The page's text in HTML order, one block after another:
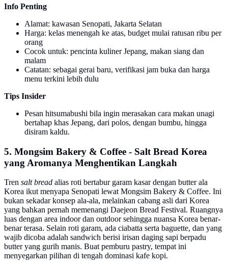
Info Penting
Alamat: kawasan Senopati, Jakarta Selatan
Harga: kelas menengah ke atas, budget mulai ratusan ribu per
orang
Cocok untuk: pencinta kuliner Jepang, makan siang dan
malam
Catatan: sebagai gerai baru, verifikasi jam buka dan harga
menu terkini lebih dulu
Tips Insider
Pesan hitsumabushi bila ingin merasakan cara makan unagi
bertahap khas Jepang, dari polos, dengan bumbu, hingga
disiram kaldu.
5. Mongsim Bakery & Coffee - Salt Bread Korea
yang Aromanya Menghentikan Langkah
Tren salt bread alias roti bertabur garam kasar dengan butter ala
Korea ikut menyapa Senopati lewat Mongsim Bakery & Coffee. Ini
bukan sekadar konsep ala-ala, melainkan cabang asli dari Korea
yang bahkan pernah memenangi Daejeon Bread Festival. Ruangnya
luas dengan area indoor dan outdoor sehingga nuansa Korea benar-
benar terasa. Selain roti garam, ada ciabatta serta baguette, dan yang
wajib dicoba adalah sandwich berisi irisan daging sapi berpadu
butter yang gurih manis. Buat pemburu pastry, tempat ini
menyegarkan pilihan di tengah dominasi kafe kopi.